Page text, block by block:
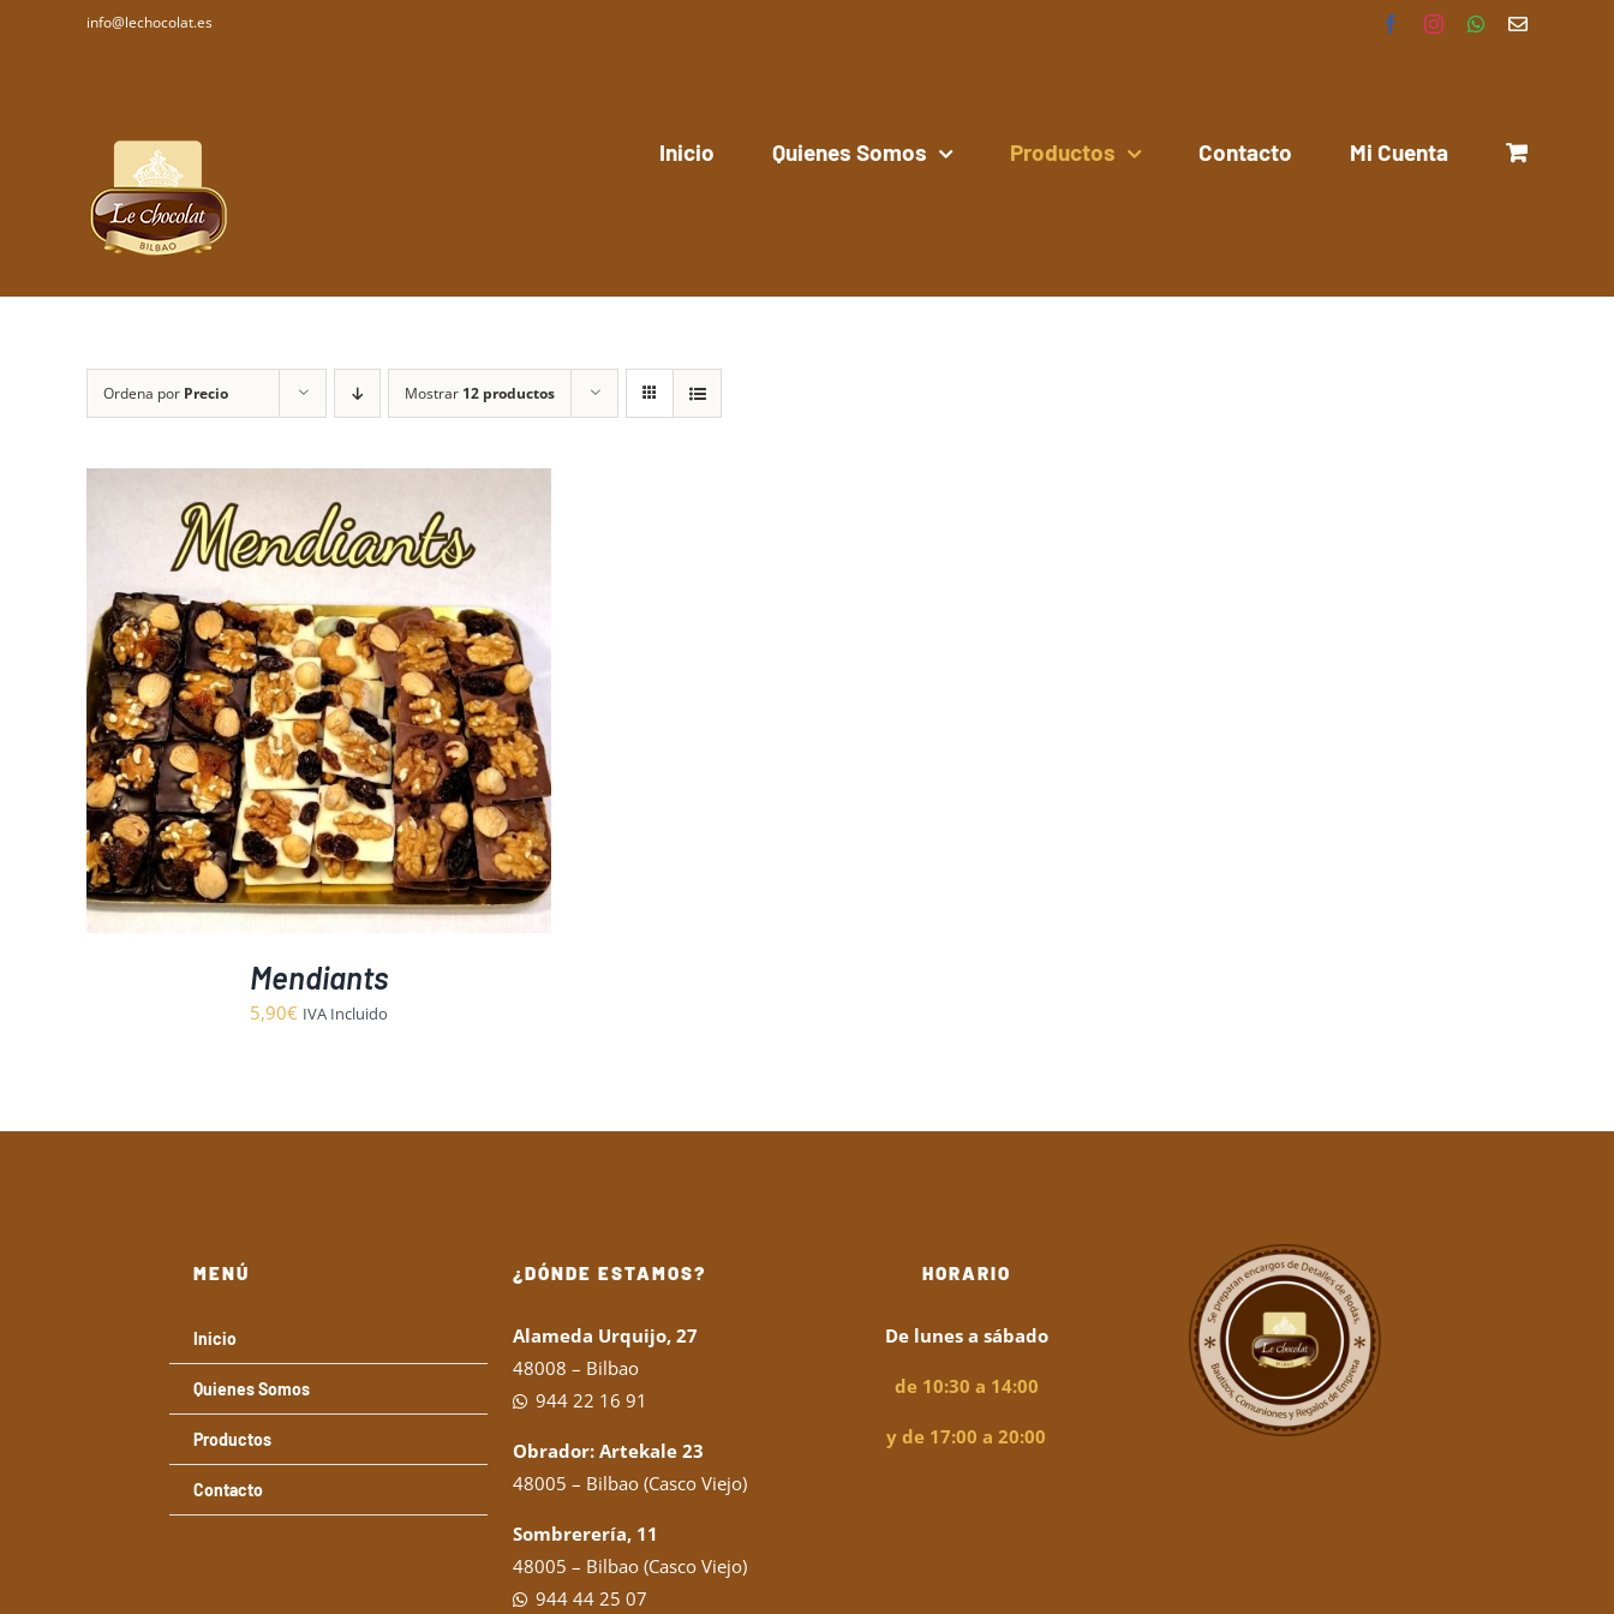
lechocolat.esSaltar
info@lechocolat.es FacebookInstagramWhatsApp
Correo
Inicio Quienes Somos Productos Contacto Mi Cuenta
Ordena por Precio Mostrar 12 productos
Mendiants
5,90€ IVA Incluido
MENÚ
Inicio
Quienes Somos
Productos
Contacto
¿DÓNDE ESTAMOS?
Alameda Urquijo, 27
48008 – Bilbao
944 22 16 91
Obrador: Artekale 23
48005 – Bilbao (Casco Viejo)
Sombrerería, 11
48005 – Bilbao (Casco Viejo)
944 44 25 07
HORARIO
De lunes a sábado
de 10:30 a 14:00
y de 17:00 a 20:00